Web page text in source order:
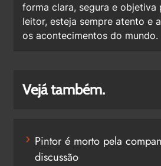
forma clara, segura e objetiva
leitor, esteja sempre atento e
os acontecimentos do mundo.
Vejá também.
Pintor é morto pela
discussão